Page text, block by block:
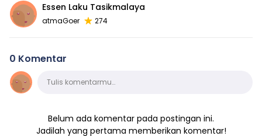
Essen Laku Tasikmalaya
atmaGoer 274
0 Komentar
KomentarTulis komentarmu…
Belum ada komentar pada postingan ini.
Jadilah yang pertama memberikan komentar!